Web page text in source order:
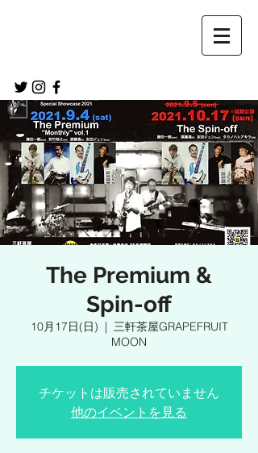
The Premium &
Spin-off
10月17日(日)
  |
三軒茶屋GRAPEFRUIT
MOON
チケットは販売されていません
他のイベントを見る